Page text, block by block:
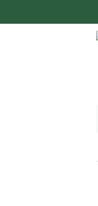
überspringen